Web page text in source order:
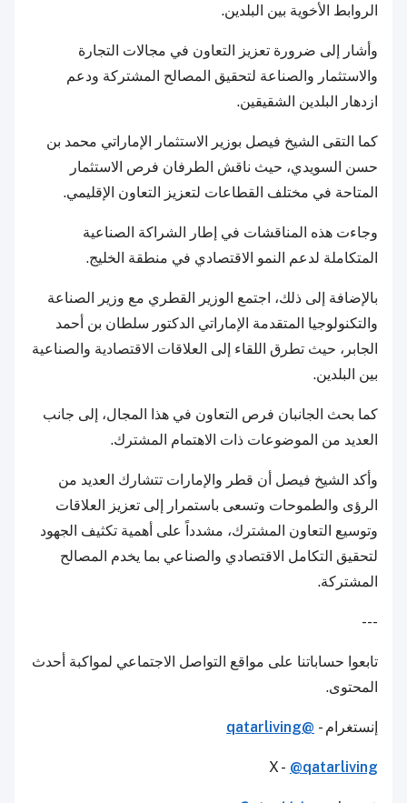
الروابط الأخوية بين البلدين.
وأشار إلى ضرورة تعزيز التعاون في مجالات التجارة
والاستثمار والصناعة لتحقيق المصالح المشتركة ودعم
ازدهار البلدين الشقيقين.
كما التقى الشيخ فيصل بوزير الاستثمار الإماراتي محمد بن
حسن السويدي، حيث ناقش الطرفان فرص الاستثمار
المتاحة في مختلف القطاعات لتعزيز التعاون الإقليمي.
وجاءت هذه المناقشات في إطار الشراكة الصناعية
المتكاملة لدعم النمو الاقتصادي في منطقة الخليج.
بالإضافة إلى ذلك، اجتمع الوزير القطري مع وزير الصناعة
والتكنولوجيا المتقدمة الإماراتي الدكتور سلطان بن أحمد
الجابر، حيث تطرق اللقاء إلى العلاقات الاقتصادية والصناعية
بين البلدين.
كما بحث الجانبان فرص التعاون في هذا المجال، إلى جانب
العديد من الموضوعات ذات الاهتمام المشترك.
وأكد الشيخ فيصل أن قطر والإمارات تتشارك العديد من
الرؤى والطموحات وتسعى باستمرار إلى تعزيز العلاقات
وتوسيع التعاون المشترك، مشدداً على أهمية تكثيف الجهود
لتحقيق التكامل الاقتصادي والصناعي بما يخدم المصالح
المشتركة.
---
تابعوا حساباتنا على مواقع التواصل الاجتماعي لمواكبة أحدث
المحتوى.
إنستغرام - @qatarliving
X - @qatarliving